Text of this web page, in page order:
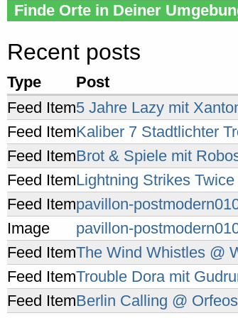
Finde Orte in Deiner
Recent posts
Type Post
Feed Item5 Jahre Lazy mit
Feed ItemKaliber 7 Stadtlichter
Feed ItemBrot & Spiele mit
Feed ItemLightning Strikes Twice
Feed Itempavillon-
Image
pavillon-
Feed ItemThe Wind Whistles @
Feed ItemTrouble Dora mit
Feed ItemBerlin Calling @